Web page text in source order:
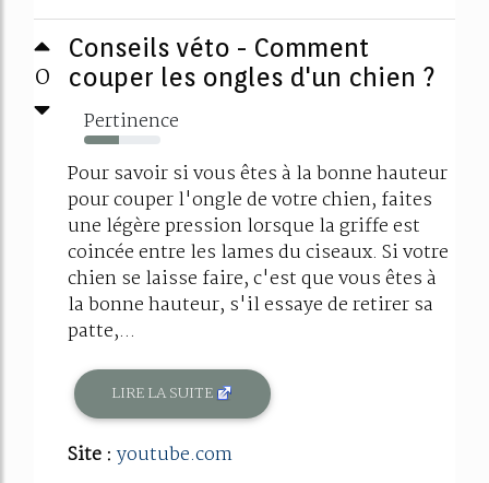
0
Conseils véto - Comment
couper les ongles d'un chien ?
Pertinence
45%
Pour savoir si vous êtes à la bonne hauteur
pour couper l'ongle de votre chien, faites
une légère pression lorsque la griffe est
coincée entre les lames du ciseaux. Si votre
chien se laisse faire, c'est que vous êtes à
la bonne hauteur, s'il essaye de retirer sa
patte,...
LIRE LA SUITE
Site :youtube.com